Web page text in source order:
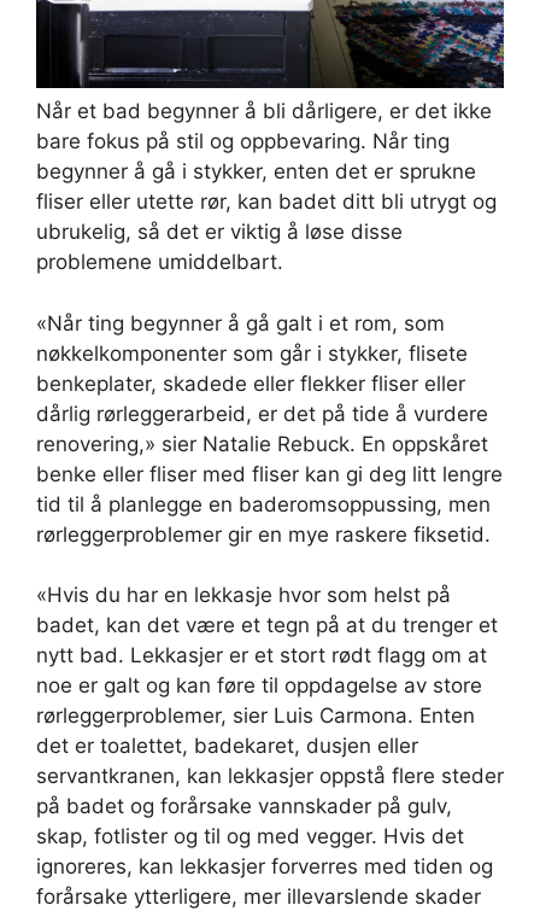
Når et bad begynner å bli dårligere, er det ikke
bare fokus på stil og oppbevaring. Når ting
begynner å gå i stykker, enten det er sprukne
fliser eller utette rør, kan badet ditt bli utrygt og
ubrukelig, så det er viktig å løse disse
problemene umiddelbart.
«Når ting begynner å gå galt i et rom, som
nøkkelkomponenter som går i stykker, flisete
benkeplater, skadede eller flekker fliser eller
dårlig rørleggerarbeid, er det på tide å vurdere
renovering,» sier Natalie Rebuck. En oppskåret
benke eller fliser med fliser kan gi deg litt lengre
tid til å planlegge en baderomsoppussing, men
rørleggerproblemer gir en mye raskere fiksetid.
«Hvis du har en lekkasje hvor som helst på
badet, kan det være et tegn på at du trenger et
nytt bad. Lekkasjer er et stort rødt flagg om at
noe er galt og kan føre til oppdagelse av store
rørleggerproblemer, sier Luis Carmona. Enten
det er toalettet, badekaret, dusjen eller
servantkranen, kan lekkasjer oppstå flere steder
på badet og forårsake vannskader på gulv,
skap, fotlister og til og med vegger. Hvis det
ignoreres, kan lekkasjer forverres med tiden og
forårsake ytterligere, mer illevarslende skader